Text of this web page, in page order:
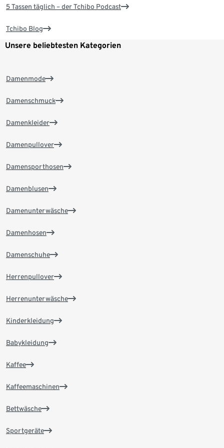
5 Tassen täglich – der Tchibo Podcast
Tchibo Blog
Unsere beliebtesten Kategorien
Damenmode
Damenschmuck
Damenkleider
Damenpullover
Damensporthosen
Damenblusen
Damenunterwäsche
Damenhosen
Damenschuhe
Herrenpullover
Herrenunterwäsche
Kinderkleidung
Babykleidung
Kaffee
Kaffeemaschinen
Bettwäsche
Sportgeräte